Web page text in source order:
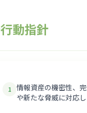
行動指針
1
情報資産の機密性、
や新たな脅威に対応し